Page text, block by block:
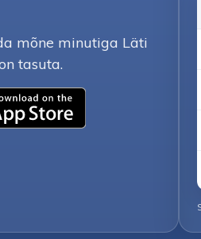
mõne minutiga Läti
tasuta.